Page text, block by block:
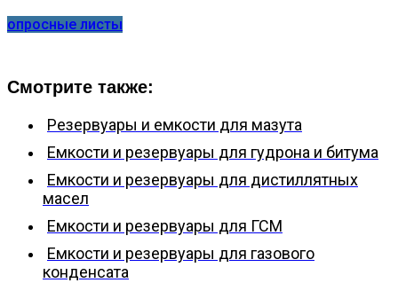
опросные листы
Смотрите также:
Резервуары и емкости для мазута
Емкости и резервуары для гудрона и битума
Емкости и резервуары для дистиллятных
масел
Емкости и резервуары для ГСМ
Емкости и резервуары для газового
конденсата